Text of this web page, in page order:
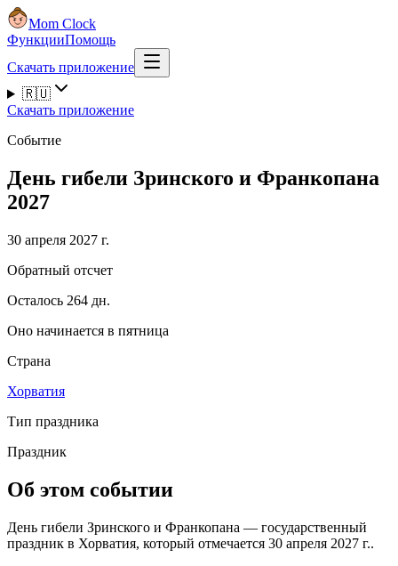
Mom Clock
ФункцииПомощь
Скачать приложение
🇷🇺
Скачать приложение
Событие
День гибели Зринского и Франкопана
2027
30 апреля 2027 г.
Обратный отсчет
Осталось 264 дн.
Оно начинается в пятница
Страна
Хорватия
Тип праздника
Праздник
Об этом событии
День гибели Зринского и Франкопана — государственный
праздник в Хорватия, который отмечается 30 апреля 2027 г..